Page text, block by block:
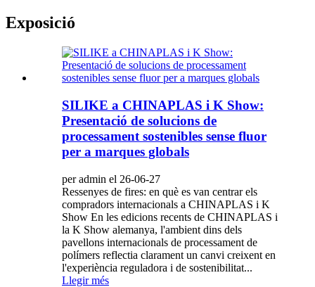
Exposició
SILIKE a CHINAPLAS i K Show:
Presentació de solucions de
processament sostenibles sense fluor
per a marques globals
per admin el 26-06-27
Ressenyes de fires: en què es van centrar els
compradors internacionals a CHINAPLAS i K
Show En les edicions recents de CHINAPLAS i
la K Show alemanya, l'ambient dins dels
pavellons internacionals de processament de
polímers reflectia clarament un canvi creixent en
l'experiència reguladora i de sostenibilitat...
Llegir més